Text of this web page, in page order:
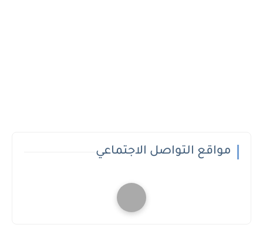
مواقع التواصل الاجتماعي